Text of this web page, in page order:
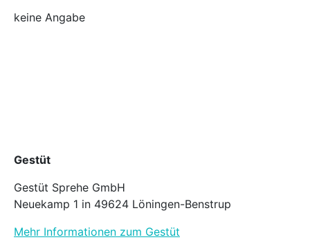
keine Angabe
Gestüt
Gestüt Sprehe GmbH
Neuekamp 1 in 49624 Löningen-Benstrup
Mehr Informationen zum Gestüt